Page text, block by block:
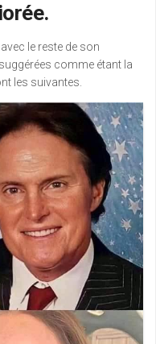
le reste de son
comme étant la
les suivantes.